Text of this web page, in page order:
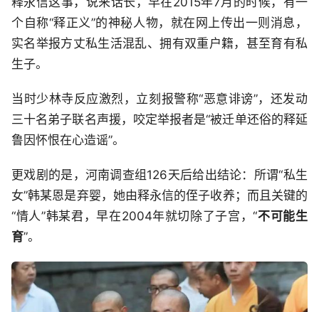
个自称“释正义”的神秘人物，就在网上传出一则消息，
实名举报方丈私生活混乱、拥有双重户籍，甚至育有私
生子。
当时少林寺反应激烈，立刻报警称“恶意诽谤”，还发动
三十名弟子联名声援，咬定举报者是“被迁单还俗的释延
鲁因怀恨在心造谣”。
更戏剧的是，河南调查组126天后给出结论：所谓“私生
女”韩某恩是弃婴，她由释永信的侄子收养；而且关键的
“情人”韩某君，早在2004年就切除了子宫，“不可能生
育”。